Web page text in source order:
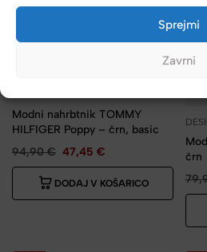
Sprejmi
Zavrni
Modni nahrbtnik TOMMY
HILFIGER Poppy – črn, basic
94,90€ 47,45 €
DODAJ V KOŠARICO
črn